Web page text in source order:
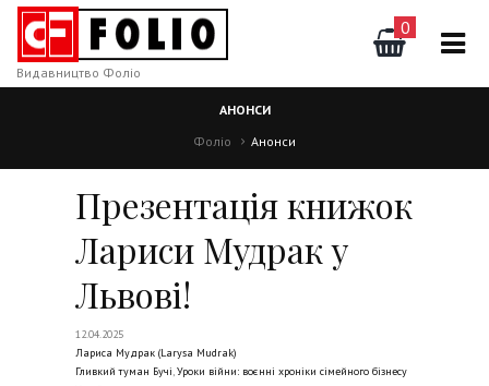
0
Видавництво Фоліо
АНОНСИ
Фоліо
Анонси
Презентація книжок
Лариси Мудрак у
Львові!
12.04.2025
Лариса Мудрак (Larysa Mudrak)
Гливкий туман Бучі,Уроки війни: воєнні хроніки сімейного бізнесу